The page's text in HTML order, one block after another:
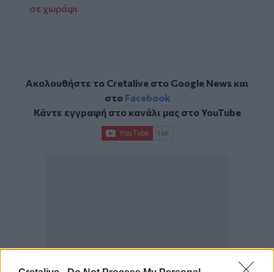
σε χωράφι
Ακολουθήστε το Cretalive στο Google Newsκαι
στο Facebook
Κάντε εγγραφή στο κανάλι μας στοYouTube